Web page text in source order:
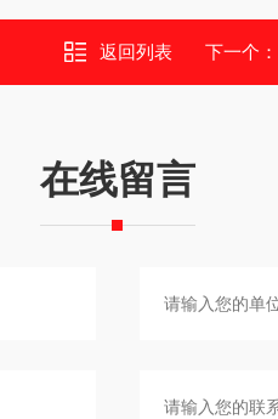
返回列表 下一个：
在线留言